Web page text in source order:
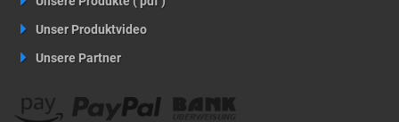
Unser Produktvideo
Unsere Partner